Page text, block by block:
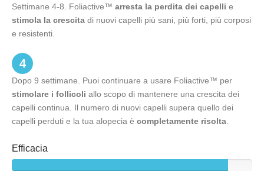
Settimane 4-8. Foliactive™ arresta la perdita dei capelli e
stimola la crescita di nuovi capelli più sani, più forti, più corposi
e resistenti.
4
Dopo 9 settimane. Puoi continuare a usare Foliactive™ per
stimolare i follicoli allo scopo di mantenere una crescita dei
capelli continua. Il numero di nuovi capelli supera quello dei
capelli perduti e la tua alopecia è completamente risolta
Efficacia